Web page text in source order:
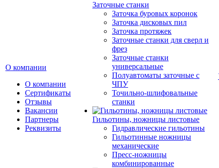
О компании
О компании
Сертификаты
Отзывы
Вакансии
Партнеры
Реквизиты
Заточные станки
Заточка буровых коронок
Заточка дисковых пил
Заточка протяжек
Заточные станки для сверл и
фрез
Заточные станки
универсальные
Полуавтоматы заточные с
ЧПУ
Точильно-шлифовальные
станки
Гильотины, ножницы листовые
Гидравлические гильотины
Гильотинные ножницы
механические
Пресс-ножницы
комбинированные